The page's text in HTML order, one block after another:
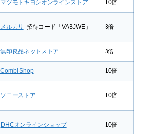
マツモトキヨシオンラインストア 10倍
メルカリ 招待コード「VABJWE」 3倍
無印良品ネットストア 3倍
Combi Shop 10倍
ソニーストア 10倍
DHCオンラインショップ 10倍